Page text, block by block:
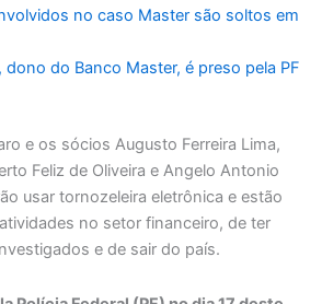
no caso Master são soltos em
dono do Banco Master, é preso pela PF
e os sócios Augusto Ferreira Lima,
Feliz de Oliveira e Angelo Antonio
usar tornozeleira eletrônica e estão
no setor financeiro, de ter
e de sair do país.